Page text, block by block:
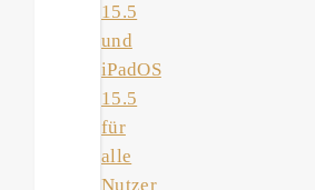
15.5
und
iPadOS
15.5
für
alle
Nutzer